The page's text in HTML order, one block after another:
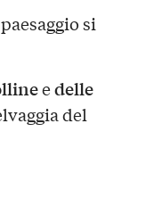
si
edelle
del